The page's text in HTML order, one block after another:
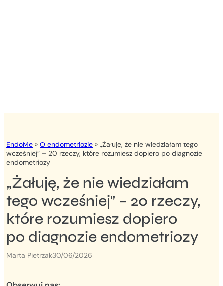
EndoMe » O endometriozie » „Żałuję, że nie wiedziałam tego
wcześniej” – 20 rzeczy, które rozumiesz dopiero po diagnozie
endometriozy
„Żałuję, że nie wiedziałam
tego wcześniej” – 20 rzeczy,
które rozumiesz dopiero
po diagnozie endometriozy
Marta Pietrzak30/06/2026